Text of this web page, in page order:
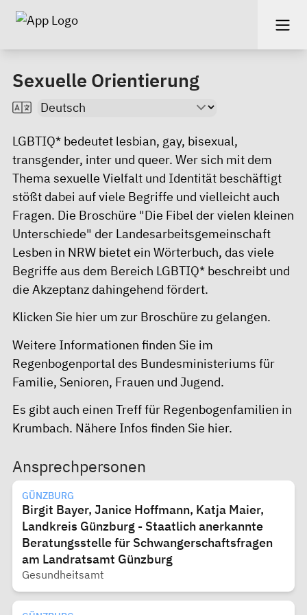
Sexuelle Orientierung
LGBTIQ* bedeutet lesbian, gay, bisexual,
transgender, inter und queer. Wer sich mit dem
Thema sexuelle Vielfalt und Identität beschäftigt
stößt dabei auf viele Begriffe und vielleicht auch
Fragen. Die Broschüre "Die Fibel der vielen kleinen
Unterschiede" der Landesarbeitsgemeinschaft
Lesben in NRW bietet ein Wörterbuch, das viele
Begriffe aus dem Bereich LGBTIQ* beschreibt und
die Akzeptanz dahingehend fördert.
Klicken Sie hier um zur Broschüre zu gelangen.
Weitere Informationen finden Sie im
Regenbogenportal des Bundesministeriums für
Familie, Senioren, Frauen und Jugend.
Es gibt auch einen Treff für Regenbogenfamilien in
Krumbach. Nähere Infos finden Sie hier.
Ansprechpersonen
GÜNZBURG
Birgit Bayer, Janice Hoffmann, Katja Maier,
Landkreis Günzburg - Staatlich anerkannte
Beratungsstelle für Schwangerschaftsfragen
am Landratsamt Günzburg
Gesundheitsamt